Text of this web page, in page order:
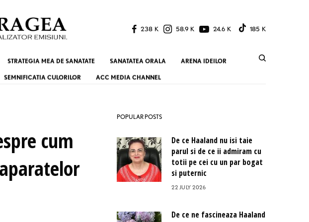
238 K 58.9 K 24.6 K 185 K
STRATEGIA MEA DE SANATATE SANATATEA ORALA ARENA IDEILOR
SEMNIFICATIA CULORILOR ACC MEDIA CHANNEL
cum
POPULAR POSTS
De ce Haaland nu isi taie
parul si de ce ii admiram cu
totii pe cei cu un par bogat
si puternic
22 JULY 2026
De ce ne fascineaza Haaland